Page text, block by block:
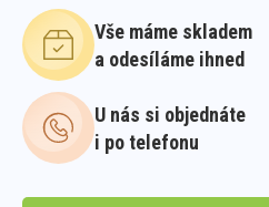
Vše máme skladem
a odesíláme ihned
U nás si objednáte
i po telefonu